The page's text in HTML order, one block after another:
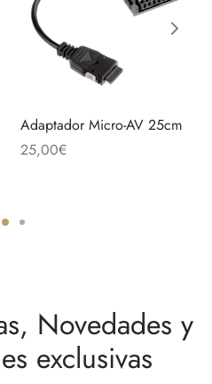
Adaptador Micro-AV 25cm
25,00€
Novedades y
exclusivas